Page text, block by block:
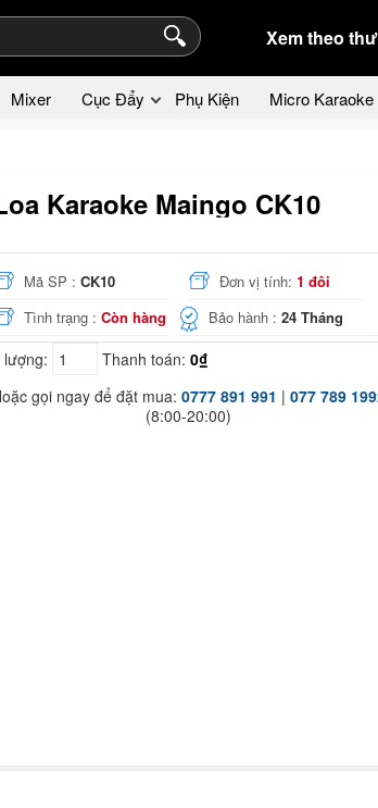
Xem theo
Mixer Cục Đẩy Phụ Kiện Micro Karaoke
Karaoke Maingo CK10
Mã SP : CK10 Đơn vị tính:1 đôi
Tình trạng : Còn hàng Bảo hành :24 Tháng
lượng: Thanh toán: 0₫
gọi ngay để đặt mua: 0777 891 991 | 077 789
(8:00-20:00)